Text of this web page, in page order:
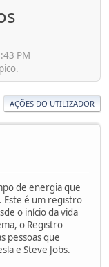
PM
AÇÕES DO UTILIZADOR
de energia que
Este é um registro
o início da vida
o Registro
pessoas que
e Steve Jobs.